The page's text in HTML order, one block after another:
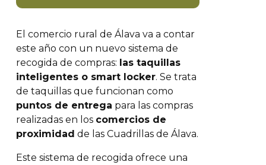
El comercio rural de Álava va a contar
este año con un nuevo sistema de
recogida de compras: las taquillas
inteligentes o smart locker. Se trata
de taquillas que funcionan como
puntos de entrega para las compras
realizadas en los comercios de
proximidad de las Cuadrillas de Álava.
Este sistema de recogida ofrece una